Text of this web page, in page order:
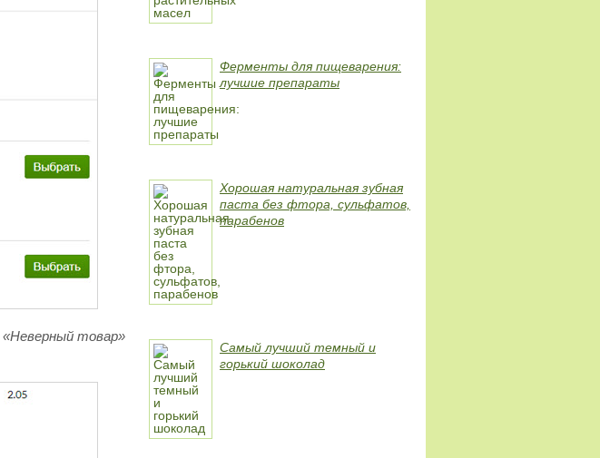
«Неверный товар»
Ферменты для пищеварения:
лучшие препараты
Хорошая натуральная зубная
паста без фтора, сульфатов,
парабенов
Самый лучший темный и
горький шоколад